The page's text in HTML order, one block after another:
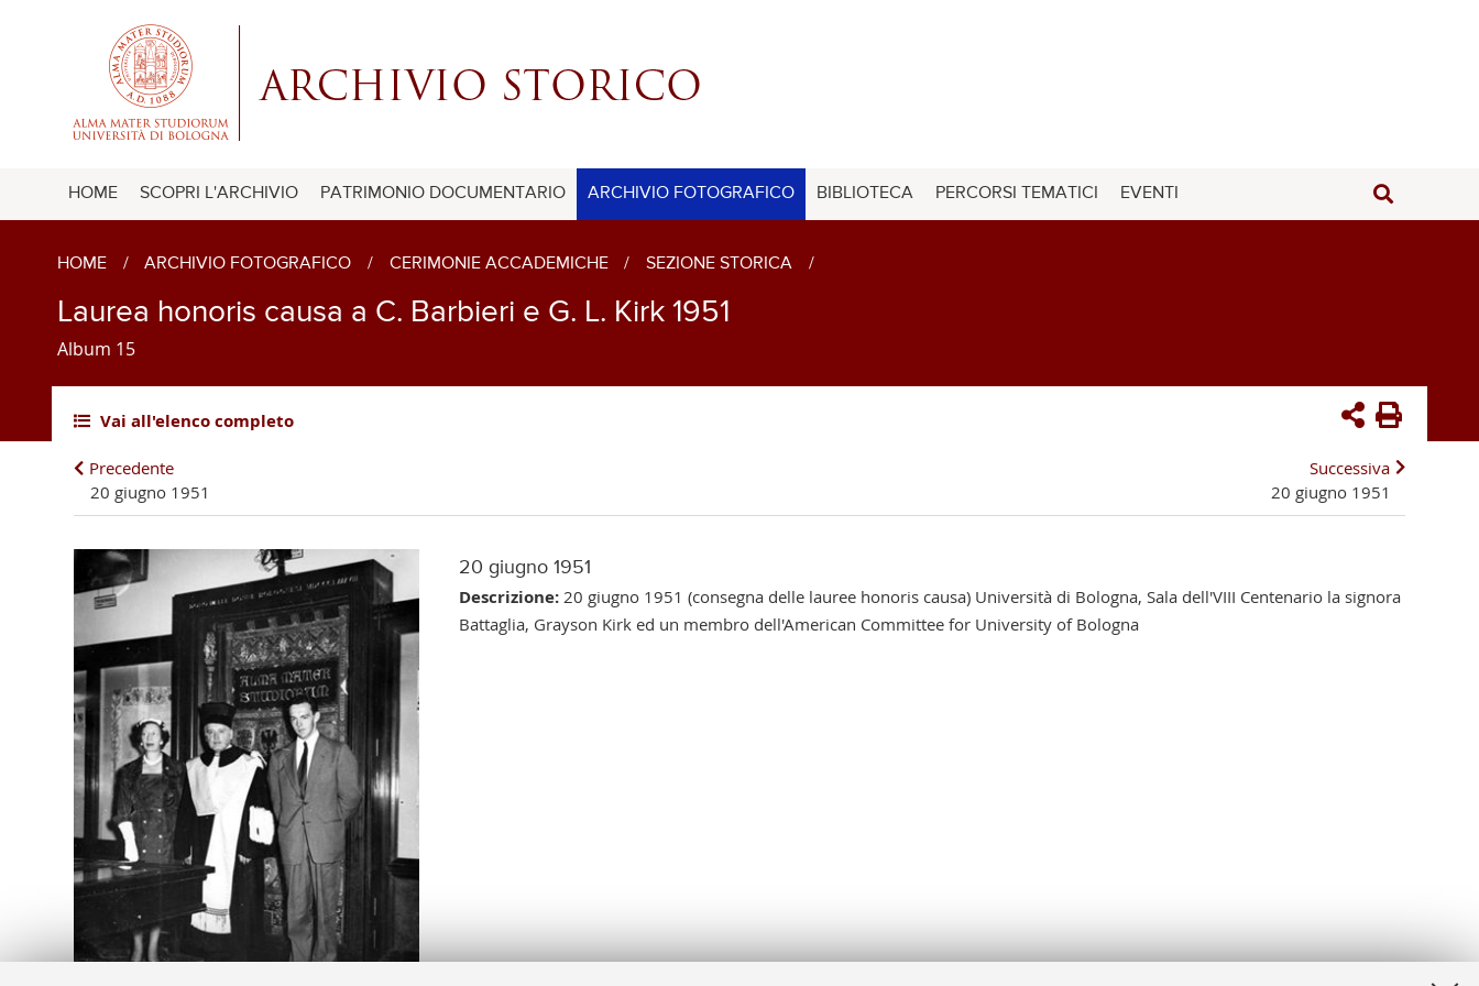
HOME SCOPRI L'ARCHIVIO PATRIMONIO DOCUMENTARIO ARCHIVIO FOTOGRAFICO BIBLIOTECA PERCORSI TEMATICI EVENTI
HOME / ARCHIVIO FOTOGRAFICO / CERIMONIE ACCADEMICHE / SEZIONE STORICA /
Laurea honoris causa a C. Barbieri e G. L. Kirk 1951
Album 15
Vai all'elenco completo
Precedente
20 giugno 1951
Successiva
20 giugno 1951
20 giugno 1951
Descrizione:20 giugno 1951 (consegna delle lauree honoris causa) Università di Bologna, Sala dell'VIII Centenario la signora
Battaglia, Grayson Kirk ed un membro dell'American Committee for University of Bologna